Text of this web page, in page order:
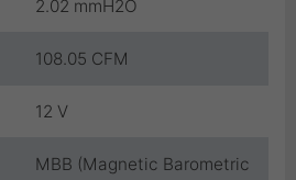
2.02 mmH2O
108.05 CFM
12 V
MBB (Magnetic Barometric